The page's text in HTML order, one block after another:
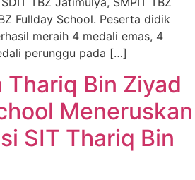
Fullday School. Peserta didik
meraih 4 medali emas, 4
perunggu pada […]
Thariq Bin Ziyad
Meneruskan
SIT Thariq Bin